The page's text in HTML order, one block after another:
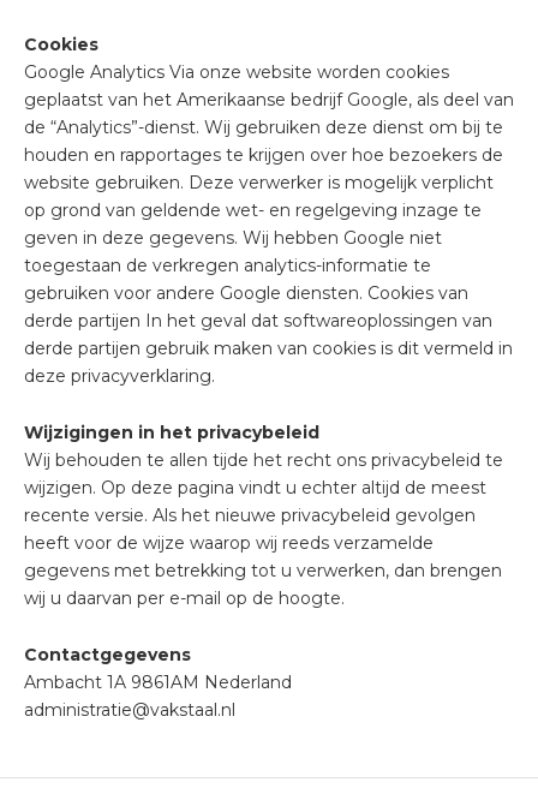
Cookies
Google Analytics Via onze website worden cookies
geplaatst van het Amerikaanse bedrijf Google, als deel van
de “Analytics”-dienst. Wij gebruiken deze dienst om bij te
houden en rapportages te krijgen over hoe bezoekers de
website gebruiken. Deze verwerker is mogelijk verplicht
op grond van geldende wet- en regelgeving inzage te
geven in deze gegevens. Wij hebben Google niet
toegestaan de verkregen analytics-informatie te
gebruiken voor andere Google diensten. Cookies van
derde partijen In het geval dat softwareoplossingen van
derde partijen gebruik maken van cookies is dit vermeld in
deze privacyverklaring.
Wijzigingen in het privacybeleid
Wij behouden te allen tijde het recht ons privacybeleid te
wijzigen. Op deze pagina vindt u echter altijd de meest
recente versie. Als het nieuwe privacybeleid gevolgen
heeft voor de wijze waarop wij reeds verzamelde
gegevens met betrekking tot u verwerken, dan brengen
wij u daarvan per e-mail op de hoogte.
Contactgegevens
Ambacht 1A 9861AM Nederland
administratie@vakstaal.nl